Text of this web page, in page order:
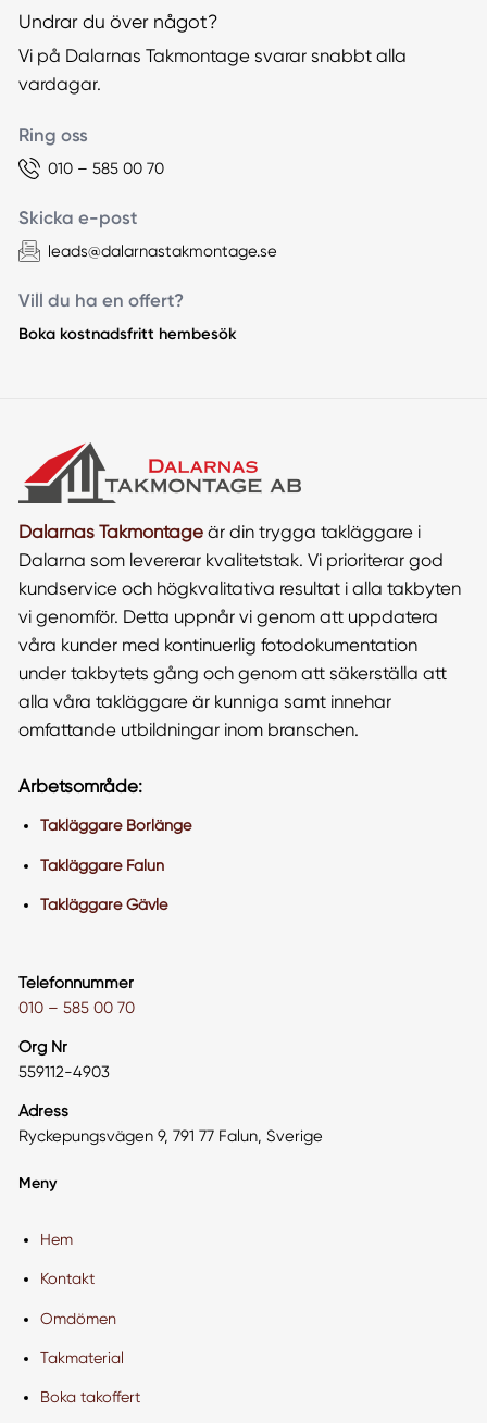
Undrar du över något?
Vi på Dalarnas Takmontage svarar snabbt alla
vardagar.
Ring oss
010 – 585 00 70
Skicka e-post
leads@dalarnastakmontage.se
Vill du ha en offert?
Boka kostnadsfritt hembesök
Dalarnas Takmontageär din trygga takläggare i
Dalarna som levererar kvalitetstak. Vi prioriterar god
kundservice och högkvalitativa resultat i alla takbyten
vi genomför. Detta uppnår vi genom att uppdatera
våra kunder med kontinuerlig fotodokumentation
under takbytets gång och genom att säkerställa att
alla våra takläggare är kunniga samt innehar
omfattande utbildningar inom branschen.
Arbetsområde:
Takläggare Borlänge
Takläggare Falun
Takläggare Gävle
Telefonnummer
010 – 585 00 70
Org Nr
559112-4903
Adress
Ryckepungsvägen 9, 791 77 Falun, Sverige
Meny
Hem
Kontakt
Omdömen
Takmaterial
Boka takoffert